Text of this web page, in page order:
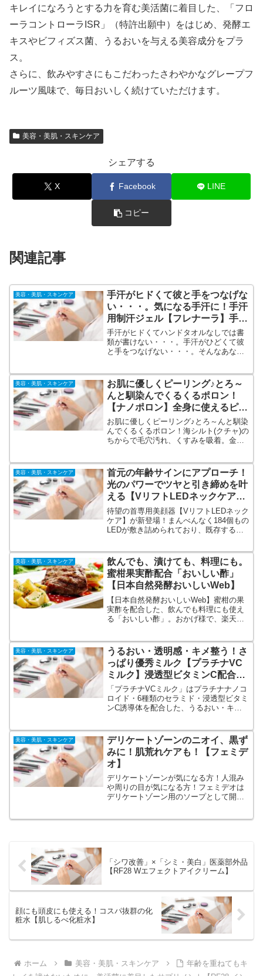
キレイになろうとする力を育む美活菌に着目した、「フロ
ーラコントローラISR」（特許出願中）をはじめ、発酵エ
キスやビフィズス菌、うるおいを与える美容成分をプラ
ス。
さらに、飲みやすさにもこだわったさわやかなグレープフ
ルーツ風味で、毎日おいしく続けていただけます。
美容・美肌・スキンケア
シェアする
X Facebook LINE
コピー
関連記事
美容・美肌・スキンケア
手汗がヒドくて彼と手をつなげな
い・・・。気になる手汗に！手汗
用制汗ジェル【フレナーラ】手汗
がヒドくてお悩みの方に
手汗がヒドくてハンドタオルなしでは書
類が書けない・・・。手汗がひどくて彼
と手をつなげない・・・。そんなあなた
薬用ジェルが汗腺に浸透し、気になる手
汗を防いでくれます。
美容・美肌・スキンケア
お肌に優しくピーリング♪とろ～
んと馴染んでくるくるポロン！
【ナノポロン】全身に使えるピー
リングジェル♪
お肌に優しくピーリング♪とろ～んと馴染
んでくるくるポロン！海シルト(クチャ)の
ちからで毛穴汚れ、くすみを吸着。金箔
&グリーンリーフの爽やかな香り！
美容・美肌・スキンケア
首元の年齢サインにアプローチ！
光のパワーでツヤと引き締めを叶
える【VリフトLEDネックケア】
首専用美顔器で首集中ケア。
待望の首専用美顔器【VリフトLEDネック
ケア】が新登場！まんべんなく184個もの
LEDが敷き詰められており、既存する
より広がり、首周辺を広範囲にケアしま
す。
美容・美肌・スキンケア
飲んでも、漬けても、料理にも。
蜜柑果実酢配合「おいしい酢」
【日本自然発酵おいしいWeb】
【日本自然発酵おいしいWeb】蜜柑の果
実酢を配合した、飲んでも料理にも使え
る「おいしい酢」。おかげ様で、楽天ラ
受賞！年間売上390万本突破！おいしくて
ヘルシー、伝統製法でまろやかに仕上げ
た大人気の「おいしい酢」
美容・美肌・スキンケア
うるおい・透明感・キメ整う！さ
っぱり優秀ミルク【プラチナVC
ミルク】浸透型ビタミンC配合ス
キンケア
「プラチナVCミルク」はプラチナナノコ
ロイド・6種類のセラミド・浸透型ビタミ
ンC誘導体を配合した、うるおい・キ
水＆美容液のプレゼント付き！送料無
料・20％OFFクーポンもついてきてとっ
てもお得！
美容・美肌・スキンケア
デリケートゾーンのニオイ、黒ず
みに！肌荒れケアも！【フェミデ
オ】
デリケートゾーンが気になる方！人混み
や周りの目が気になる方！フェミデオは
デリケートゾーン用のソープとして開発
「シワ改善」×「シミ・美白」医薬部外品
【RF28 Wエフェクトアイクリーム】
顔にも頭皮にも使える！コスパ抜群の化
粧水【肌しるべ化粧水】
ホーム 美容・美肌・スキンケア
年齢を重ねてもキ